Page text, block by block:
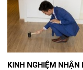
KINH NGHIỆM